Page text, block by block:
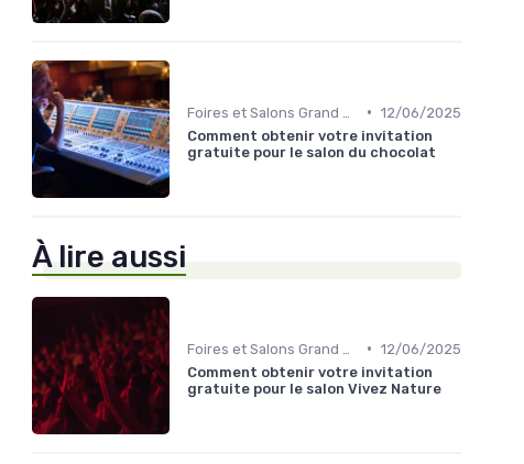
• 12/06/2025
Comment obtenir votre invitation
gratuite pour le salon du chocolat
À lire aussi
• 12/06/2025
Comment obtenir votre invitation
gratuite pour le salon Vivez Nature